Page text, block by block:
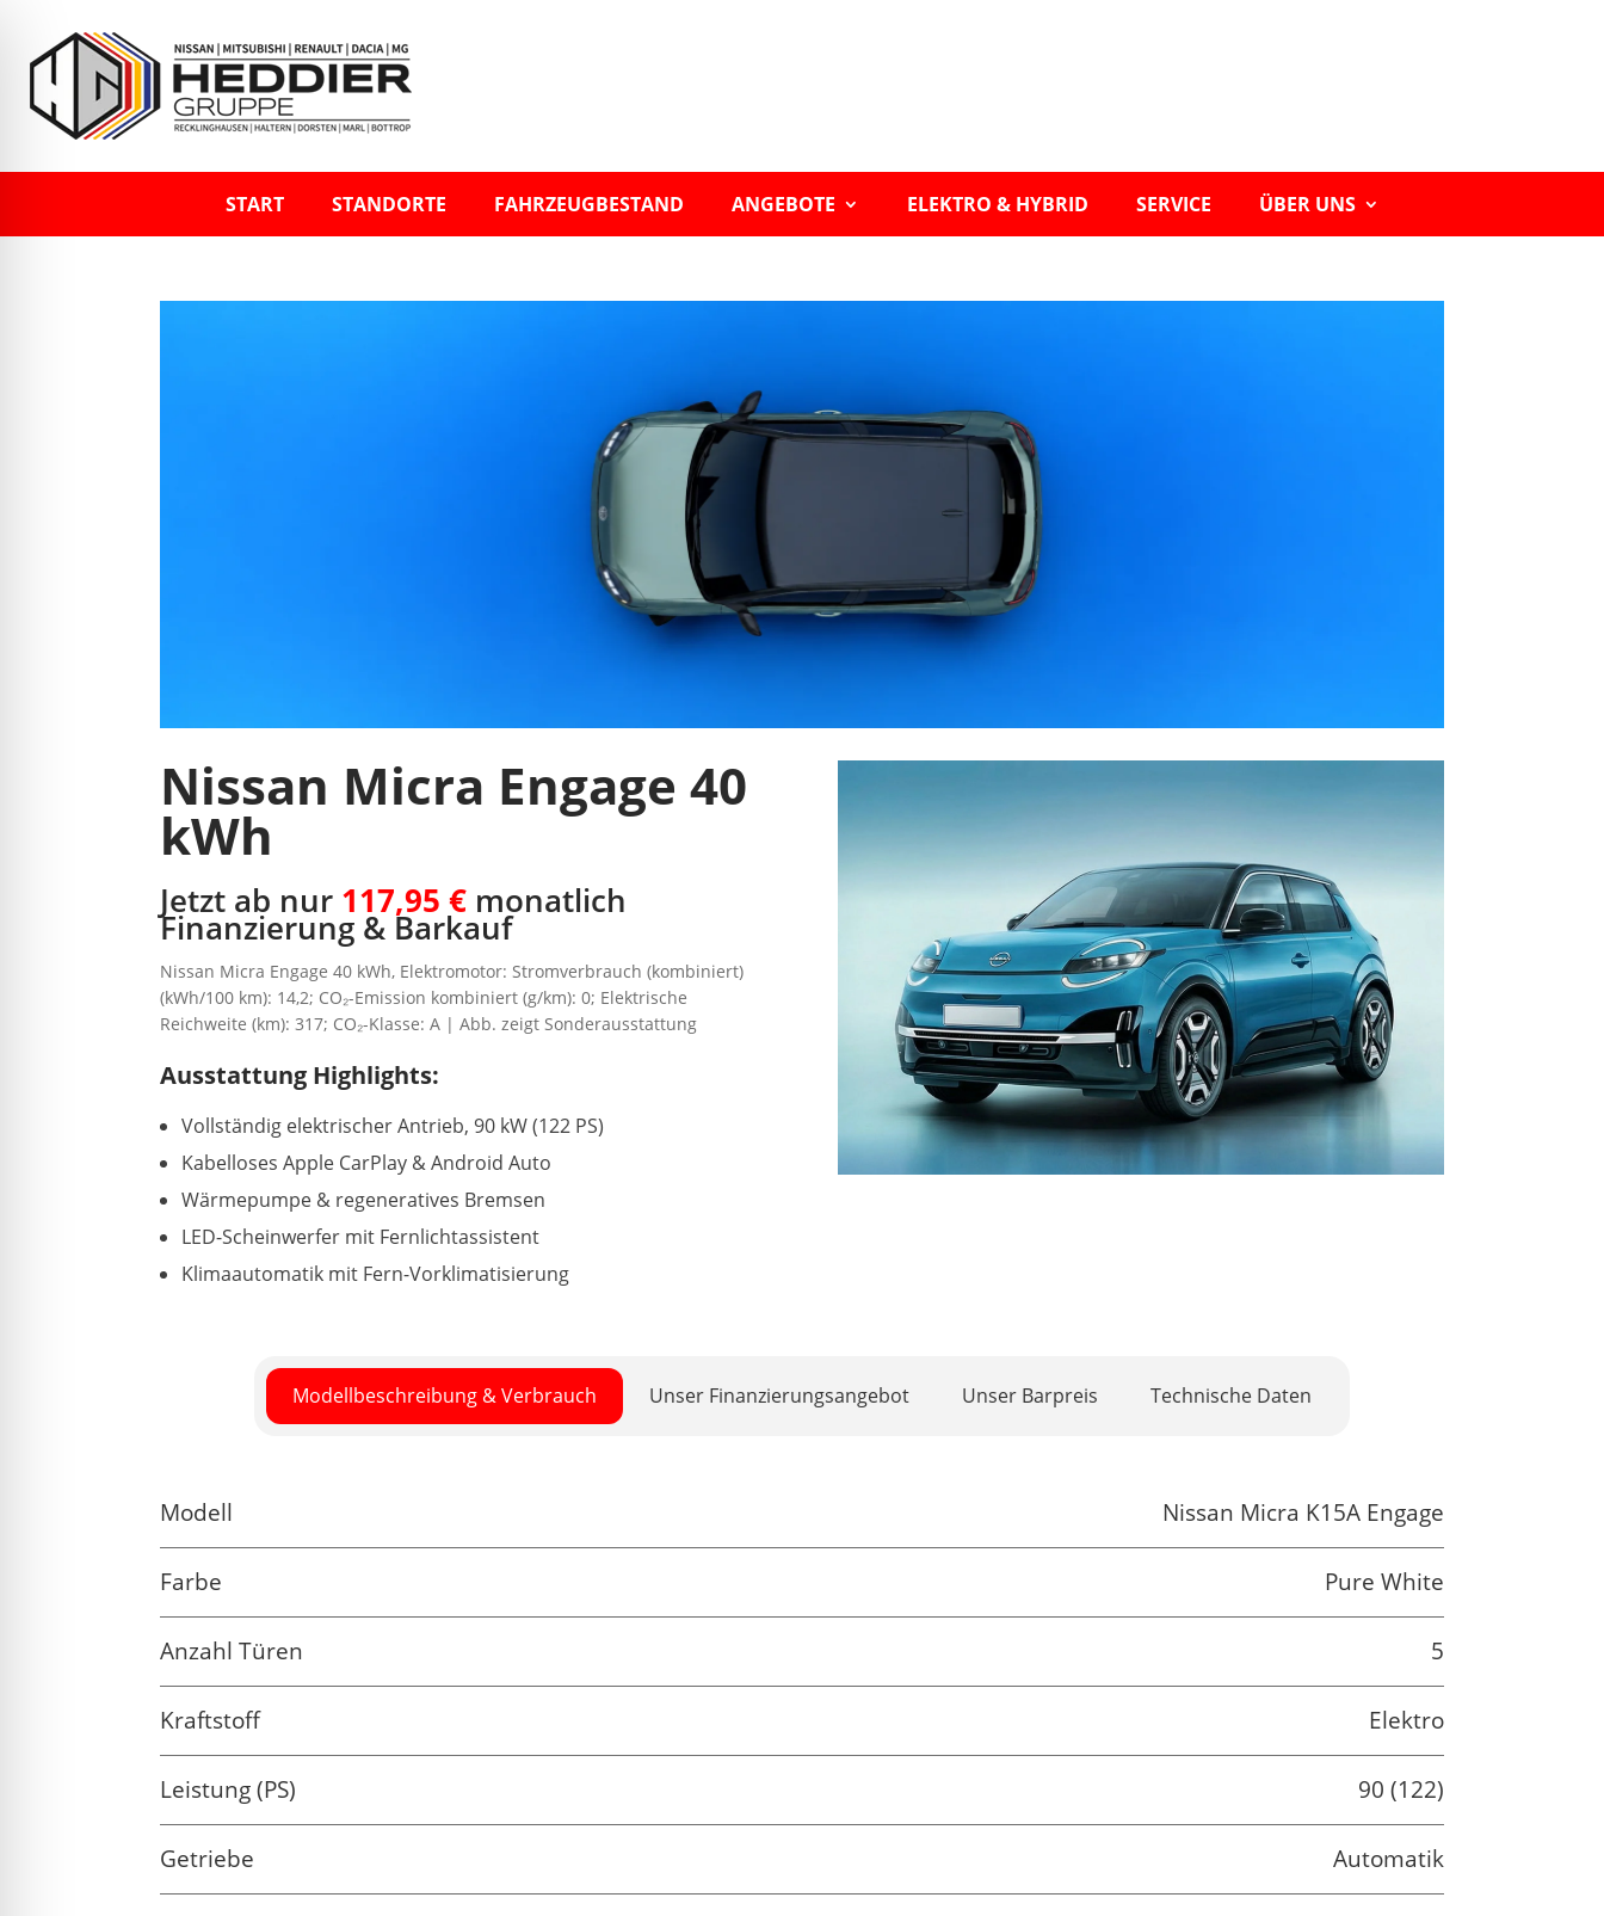
START STANDORTE FAHRZEUGBESTAND ANGEBOTE ELEKTRO & HYBRID SERVICE ÜBER UNS
Nissan Micra Engage 40
kWh
Jetzt ab nur 117,95 € monatlich
Finanzierung & Barkauf
Nissan Micra Engage 40 kWh, Elektromotor: Stromverbrauch (kombiniert)
(kWh/100 km): 14,2; CO₂-Emission kombiniert (g/km): 0; Elektrische
Reichweite (km): 317; CO₂-Klasse: A | Abb. zeigt Sonderausstattung
Ausstattung Highlights:
Vollständig elektrischer Antrieb, 90 kW (122 PS)
Kabelloses Apple CarPlay & Android Auto
Wärmepumpe & regeneratives Bremsen
LED-Scheinwerfer mit Fernlichtassistent
Klimaautomatik mit Fern-Vorklimatisierung
Modellbeschreibung & Verbrauch Unser Finanzierungsangebot Unser Barpreis Technische Daten
Modell Nissan Micra K15A Engage
Farbe Pure White
Anzahl Türen 5
Kraftstoff Elektro
Leistung (PS) 90 (122)
Getriebe Automatik